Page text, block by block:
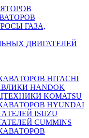
ГАЗА,
ДВИГАТЕЛЕЙ
HITACHI
HANDOK
KOMATSU
HYUNDAI
ISUZU
CUMMINS